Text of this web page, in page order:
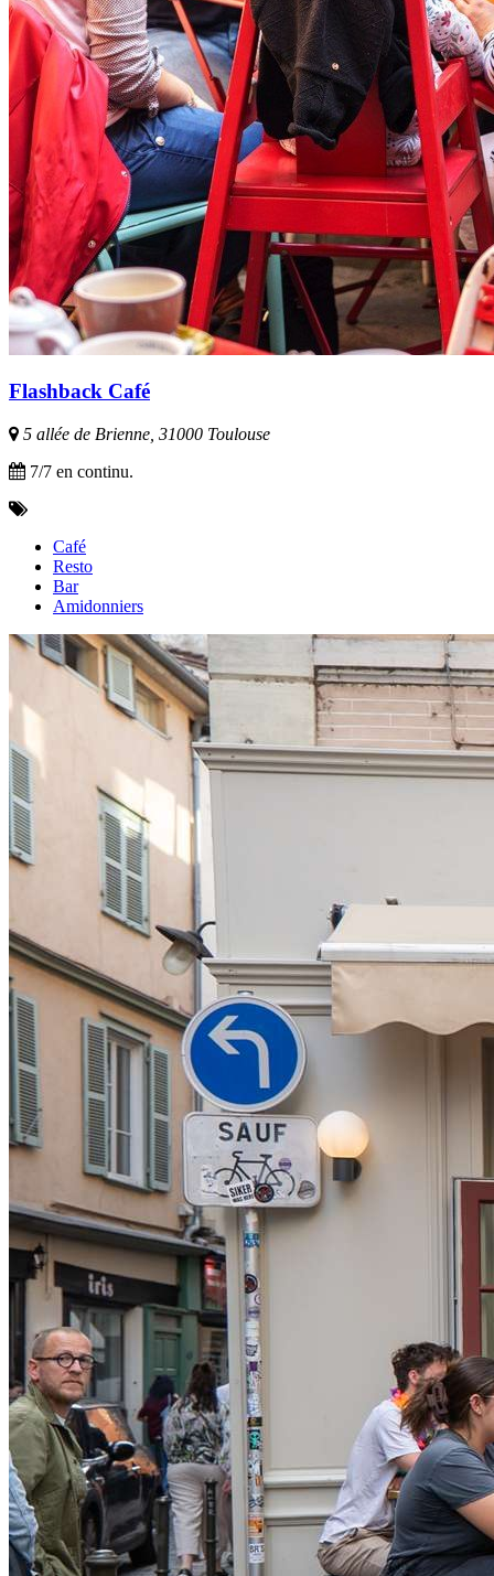
Flashback Café
5 allée de Brienne, 31000 Toulouse
7/7 en continu.
Café
Resto
Bar
Amidonniers